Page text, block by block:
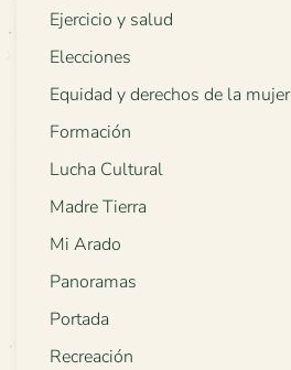
Ejercicio y salud
Elecciones
Equidad y derechos de la mujer
Formación
Lucha Cultural
Madre Tierra
Mi Arado
Panoramas
Portada
Recreación